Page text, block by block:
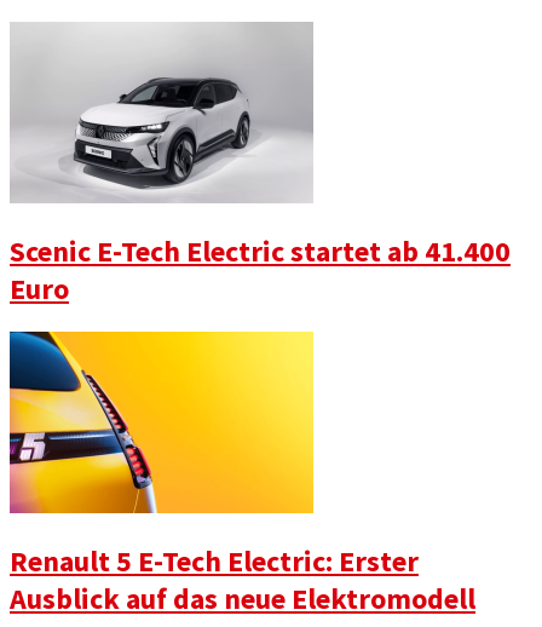
Scenic E-Tech Electric startet ab 41.400
Euro
Renault 5 E-Tech Electric: Erster
Ausblick auf das neue Elektromodell